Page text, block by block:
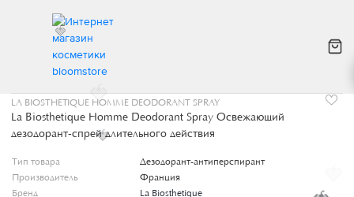
LA BIOSTHETIQUE HOMME DEODORANT SPRAY
La Biosthetique Homme Deodorant Spray Освежающий
дезодорант-спрей длительного действия
Тип товара
Дезодорант-антиперспирант
Производитель
Франция
Бренд
La Biosthetique
🍓
🍓
🍓